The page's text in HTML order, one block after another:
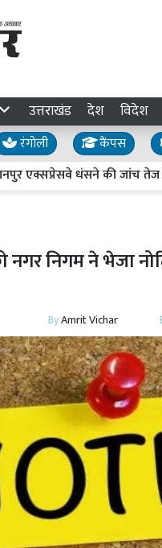
उत्तराखंड देश विदेश
रंगोली कैंपस
धंसने की जांच तेज : डामर-
नगर निगम ने भेजा
ByAmrit Vichar